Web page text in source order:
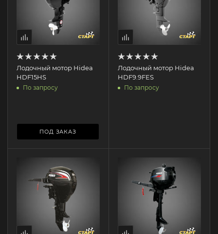
Лодочный мотор Hidea
HDF15HS
По запросу
ПОД ЗАКАЗ
Лодочный мотор Hidea
HDF9.9FES
По запросу